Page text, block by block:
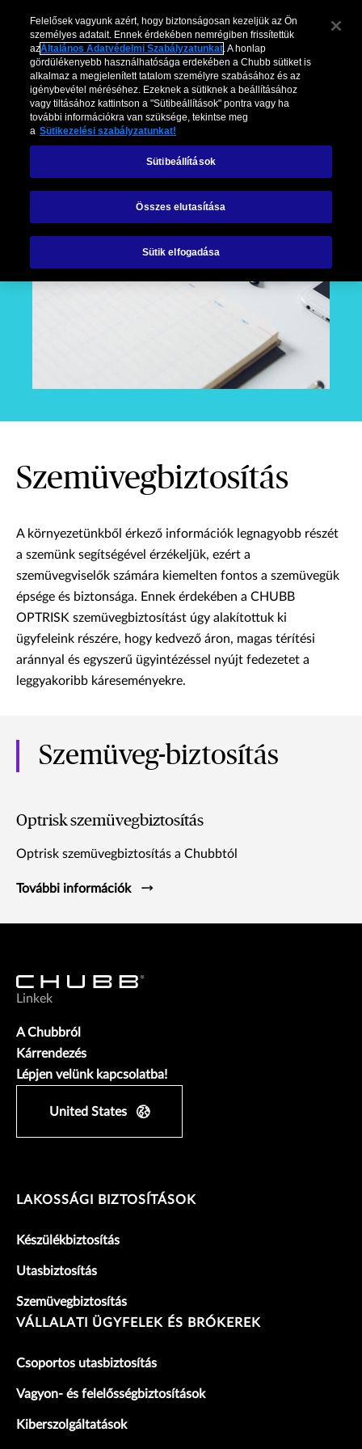
Szemüvegbiztosítás
A környezetünkből érkező információk legnagyobb részét
a szemünk segítségével érzékeljük, ezért a
szemüvegviselők számára kiemelten fontos a szemüvegük
épsége és biztonsága. Ennek érdekében a CHUBB
OPTRISK szemüvegbiztosítást úgy alakítottuk ki
ügyfeleink részére, hogy kedvező áron, magas térítési
aránnyal és egyszerű ügyintézéssel nyújt fedezetet a
leggyakoribb káreseményekre.
Szemüveg-biztosítás
Optrisk szemüvegbiztosítás
Optrisk szemüvegbiztosítás a Chubbtól
További információk
Linkek
A Chubbról
Kárrendezés
Lépjen velünk kapcsolatba!
United States
LAKOSSÁGI BIZTOSÍTÁSOK
Készülékbiztosítás
Utasbiztosítás
Szemüvegbiztosítás
VÁLLALATI ÜGYFELEK ÉS BRÓKEREK
Csoportos utasbiztosítás
Vagyon- és felelősségbiztosítások
Kiberszolgáltatások
Felelősek vagyunk azért, hogy biztonságosan kezeljük az Ön
személyes adatait. Ennek érdekében nemrégiben frissítettük
azÁltalános Adatvédelmi Szabályzatunkat. A honlap
gördülékenyebb használhatósága erdekében a Chubb sütiket is
alkalmaz a megjelenített tatalom személyre szabásához és az
igénybevétel méréséhez. Ezeknek a sütiknek a beállításához
vagy tiltásához kattintson a "Sütibeállítások" pontra vagy ha
további információkra van szüksége, tekintse meg
a Sütikezelési szabályzatunkat!
Sütibeállítások
Összes elutasítása
Sütik elfogadása